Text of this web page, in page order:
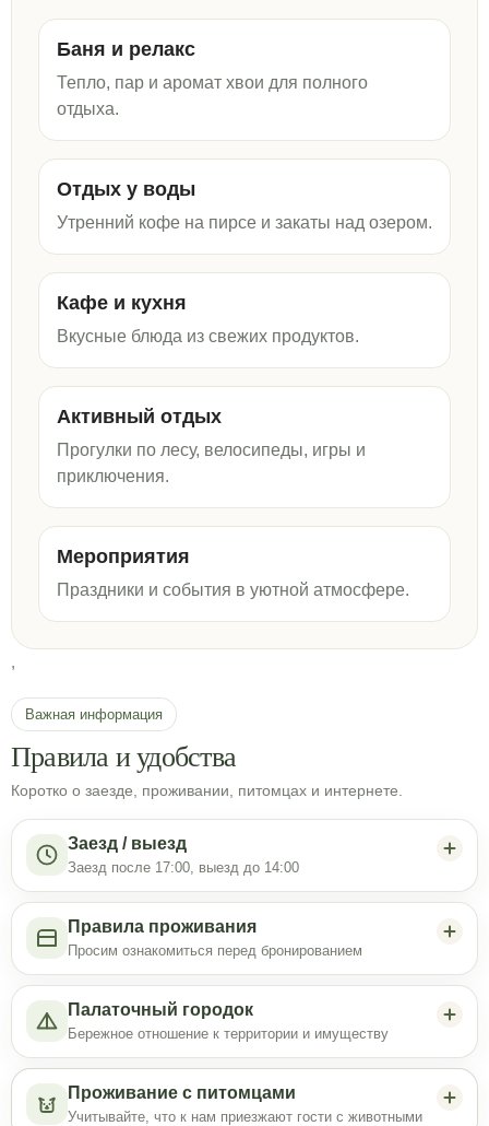
Баня и релакс
Тепло, пар и аромат хвои для полного
отдыха.
Отдых у воды
Утренний кофе на пирсе и закаты над озером.
Кафе и кухня
Вкусные блюда из свежих продуктов.
Активный отдых
Прогулки по лесу, велосипеды, игры и
приключения.
Мероприятия
Праздники и события в уютной атмосфере.
,
Важная информация
Правила и удобства
Коротко о заезде, проживании, питомцах и интернете.
Заезд / выезд
Заезд после 17:00, выезд до 14:00
Правила проживания
Просим ознакомиться перед бронированием
Палаточный городок
Бережное отношение к территории и имуществу
Проживание с питомцами
Учитывайте, что к нам приезжают гости с животными